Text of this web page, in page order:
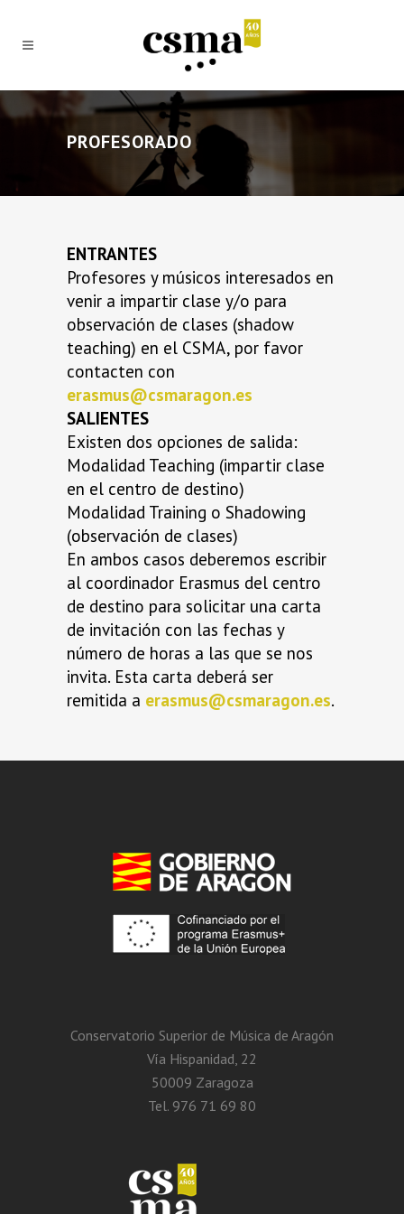
PROFESORADO
ENTRANTES
Profesores y músicos interesados en
venir a impartir clase y/o para
observación de clases (shadow
teaching) en el CSMA, por favor
contacten con
erasmus@csmaragon.es
SALIENTES
Existen dos opciones de salida:
Modalidad Teaching (impartir clase
en el centro de destino)
Modalidad Training o Shadowing
(observación de clases)
En ambos casos deberemos escribir
al coordinador Erasmus del centro
de destino para solicitar una carta
de invitación con las fechas y
número de horas a las que se nos
invita. Esta carta deberá ser
remitida a erasmus@csmaragon.es.
Conservatorio Superior de Música de Aragón
Vía Hispanidad, 22
50009 Zaragoza
Tel. 976 71 69 80